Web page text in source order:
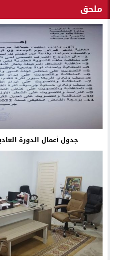
ملحق
جدول أعمال الدورة العادية